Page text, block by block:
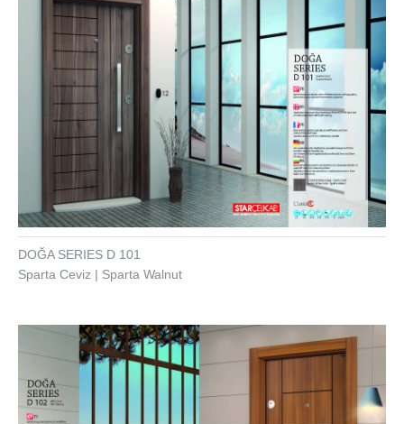
DOĞA SERIES D 101
Sparta Ceviz | Sparta Walnut